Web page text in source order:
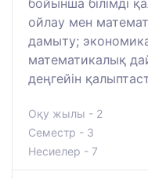
ойлау мен
дамыту;
математикалық
деңгейін
Оқу жылы - 2
Семестр - 3
Несиелер - 7